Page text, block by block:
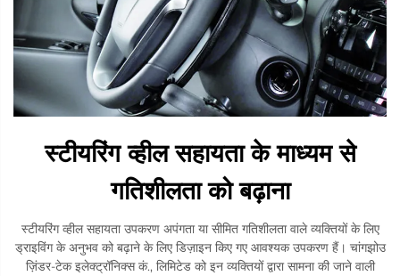
स्टीयरिंग व्हील सहायता के माध्यम से
गतिशीलता को बढ़ाना
स्टीयरिंग व्हील सहायता उपकरण अपंगता या सीमित गतिशीलता वाले व्यक्तियों के लिए
ड्राइविंग के अनुभव को बढ़ाने के लिए डिज़ाइन किए गए आवश्यक उपकरण हैं। चांगझोउ
ज़िंडर-टेक इलेक्ट्रॉनिक्स कं., लिमिटेड को इन व्यक्तियों द्वारा सामना की जाने वाली